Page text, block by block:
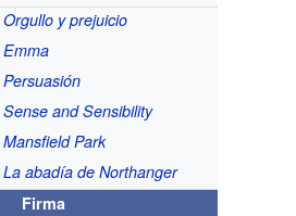
Orgullo y prejuicio
Emma
Persuasión
Sense and Sensibility
Mansfield Park
La abadía de Northanger
Firma